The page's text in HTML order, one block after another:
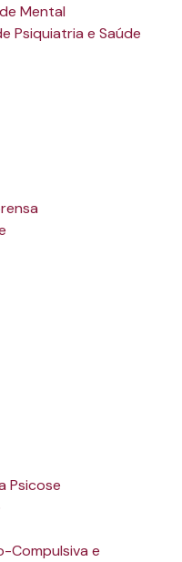
Mental
Psiquiatria e Saúde
Psicose
Compulsiva e